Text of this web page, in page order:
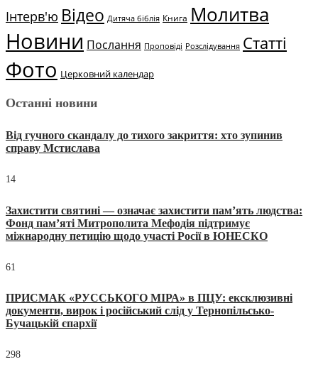
Інтерв'ю Відео Дитяча біблія Книга Молитва
Новини Послання Проповіді Розслідування Статті
Фото Церковний календар
Останні новини
Від гучного скандалу до тихого закриття: хто зупинив
справу Мстислава
14
Захистити святині — означає захистити пам’ять людства:
Фонд пам’яті Митрополита Мефодія підтримує
міжнародну петицію щодо участі Росії в ЮНЕСКО
61
ПРИСМАК «РУССЬКОГО МІРА» в ПЦУ: ексклюзивні
документи, вирок і російський слід у Тернопільсько-
Бучацькій єпархії
298